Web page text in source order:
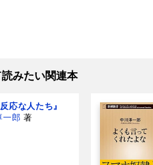
みたい関連本
反応な人たち』
一郎 著